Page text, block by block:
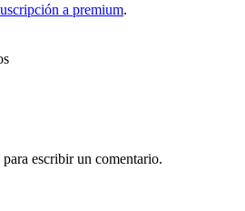
a premium.
escribir un comentario.